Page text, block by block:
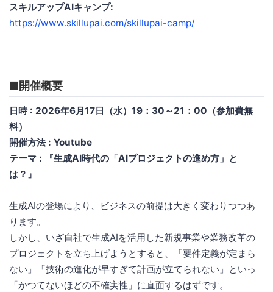
スキルアップAIキャンプ:
https://www.skillupai.com/skillupai-camp/
■開催概要
日時 : 2026年6月17日（水）19：30～21：00（参加費無
料）
開催方法 : Youtube
テーマ : 『生成AI時代の「AIプロジェクトの進め方」と
は？』
生成AIの登場により、ビジネスの前提は大きく変わりつつあ
ります。
しかし、いざ自社で生成AIを活用した新規事業や業務改革の
プロジェクトを立ち上げようとすると、「要件定義が定まら
ない」「技術の進化が早すぎて計画が立てられない」といっ
「かつてないほどの不確実性」に直面するはずです。